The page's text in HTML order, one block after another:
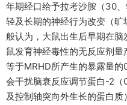
年期经口给予拉考沙胺（30
轻及长期的神经行为改变（
般认为，大鼠出生后早期在
鼠发育神经毒性的无反应剂
等于MRHD所产生的暴露量
会干扰脑衰反应调节蛋白-2
及控制轴突向外生长的蛋白